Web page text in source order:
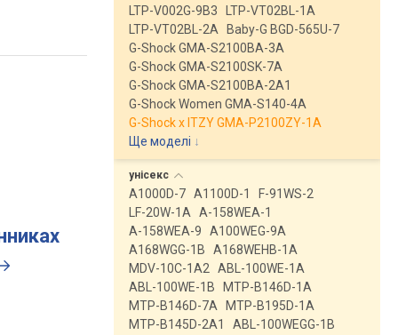
LTP-V002G-9B3
LTP-VT02BL-1A
LTP-VT02BL-2A
Baby-G BGD-565U-7
G-Shock GMA-S2100BA-3A
G-Shock GMA-S2100SK-7A
G-Shock GMA-S2100BA-2A1
G-Shock Women GMA-S140-4A
G-Shock x ITZY GMA-P2100ZY-1A
Ще моделі ↓
унісекс
A1000D-7 A1100D-1
F-91WS-2
LF-20W-1A
A-158WEA-1
A-158WEA-9
A100WEG-9A
A168WGG-1B
A168WEHB-1A
MDV-10C-1A2
ABL-100WE-1A
ABL-100WE-1B
MTP-B146D-1A
MTP-B146D-7A
MTP-B195D-1A
MTP-B145D-2A1
ABL-100WEGG-1B